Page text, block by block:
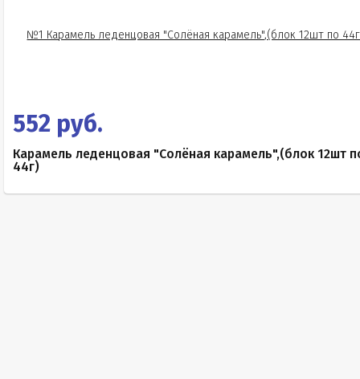
552 руб.
Карамель леденцовая "Солёная карамель",(блок 12шт
44г)